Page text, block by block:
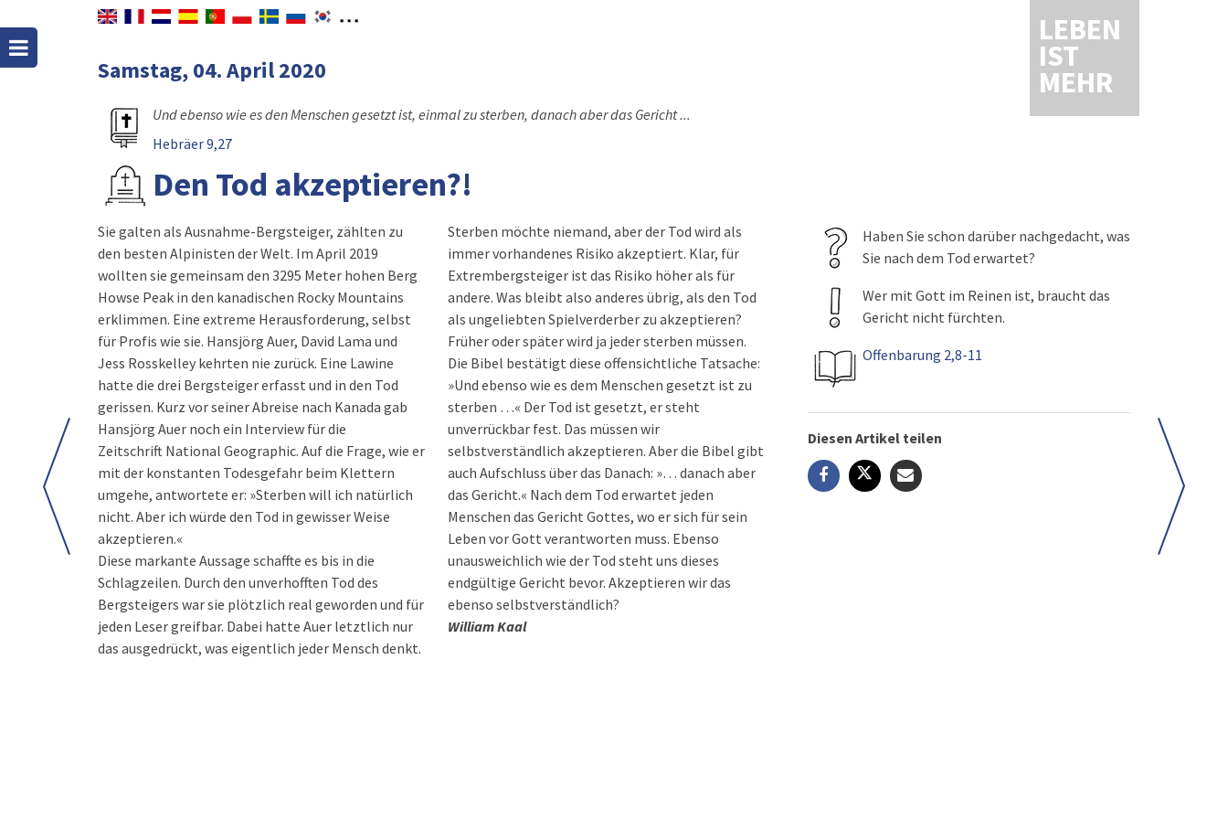
LEBEN
IST
MEHR
Samstag, 04. April 2020
Und ebenso wie es den Menschen gesetzt ist, einmal zu sterben, danach aber das Gericht ...
Hebräer 9,27
Den Tod akzeptieren?!
Sie galten als Ausnahme-Bergsteiger, zählten zu
den besten Alpinisten der Welt. Im April 2019
wollten sie gemeinsam den 3295 Meter hohen Berg
Howse Peak in den kanadischen Rocky Mountains
erklimmen. Eine extreme Herausforderung, selbst
für Profis wie sie. Hansjörg Auer, David Lama und
Jess Rosskelley kehrten nie zurück. Eine Lawine
hatte die drei Bergsteiger erfasst und in den Tod
gerissen. Kurz vor seiner Abreise nach Kanada gab
Hansjörg Auer noch ein Interview für die
Zeitschrift National Geographic. Auf die Frage, wie er
mit der konstanten Todesgefahr beim Klettern
umgehe, antwortete er: »Sterben will ich natürlich
nicht. Aber ich würde den Tod in gewisser Weise
akzeptieren.«
Diese markante Aussage schaffte es bis in die
Schlagzeilen. Durch den unverhofften Tod des
Bergsteigers war sie plötzlich real geworden und für
jeden Leser greifbar. Dabei hatte Auer letztlich nur
das ausgedrückt, was eigentlich jeder Mensch denkt.
Sterben möchte niemand, aber der Tod wird als
immer vorhandenes Risiko akzeptiert. Klar, für
Extrembergsteiger ist das Risiko höher als für
andere. Was bleibt also anderes übrig, als den Tod
als ungeliebten Spielverderber zu akzeptieren?
Früher oder später wird ja jeder sterben müssen.
Die Bibel bestätigt diese offensichtliche Tatsache:
»Und ebenso wie es dem Menschen gesetzt ist zu
sterben …« Der Tod ist gesetzt, er steht
unverrückbar fest. Das müssen wir
selbstverständlich akzeptieren. Aber die Bibel gibt
auch Aufschluss über das Danach: »… danach aber
das Gericht.« Nach dem Tod erwartet jeden
Menschen das Gericht Gottes, wo er sich für sein
Leben vor Gott verantworten muss. Ebenso
unausweichlich wie der Tod steht uns dieses
endgültige Gericht bevor. Akzeptieren wir das
ebenso selbstverständlich?
William Kaal
Haben Sie schon darüber nachgedacht, was
Sie nach dem Tod erwartet?
Wer mit Gott im Reinen ist, braucht das
Gericht nicht fürchten.
Offenbarung 2,8-11
Diesen Artikel teilen